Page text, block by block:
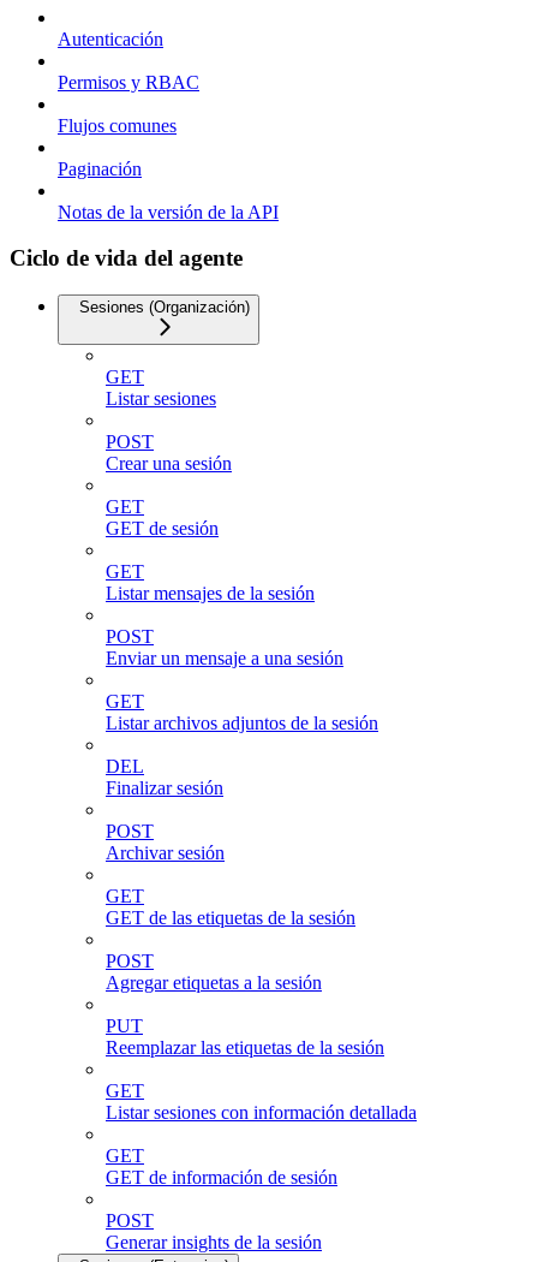
Autenticación
Permisos y RBAC
Flujos comunes
Paginación
Notas de la versión de la API
Ciclo de vida del agente
Sesiones (Organización)
GET
Listar sesiones
POST
Crear una sesión
GET
GET de sesión
GET
Listar mensajes de la sesión
POST
Enviar un mensaje a una sesión
GET
Listar archivos adjuntos de la sesión
DEL
Finalizar sesión
POST
Archivar sesión
GET
GET de las etiquetas de la sesión
POST
Agregar etiquetas a la sesión
PUT
Reemplazar las etiquetas de la sesión
GET
Listar sesiones con información detallada
GET
GET de información de sesión
POST
Generar insights de la sesión